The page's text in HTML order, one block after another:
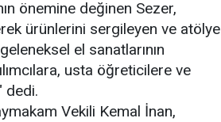
önemine değinen Sezer,
ürünlerini sergileyen ve atölye
el sanatlarının
usta öğreticilere ve
dedi.
Vekili Kemal İnan,